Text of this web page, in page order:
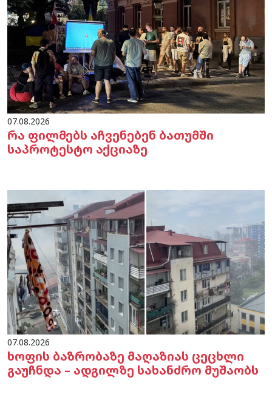
07.08.2026
რა ფილმებს აჩვენებენ ბათუმში
საპროტესტო აქციაზე
07.08.2026
ხოფის ბაზრობაზე მაღაზიას ცეცხლი
გაუჩნდა – ადგილზე სახანძრო მუშაობს